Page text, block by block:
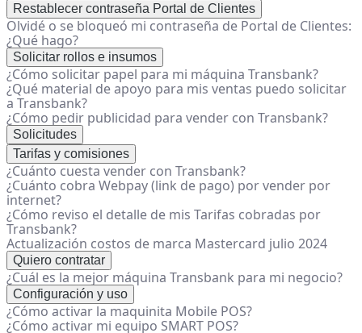
Restablecer contraseña Portal de Clientes
Olvidé o se bloqueó mi contraseña de Portal de Clientes:
¿Qué hago?
Solicitar rollos e insumos
¿Cómo solicitar papel para mi máquina Transbank?
¿Qué material de apoyo para mis ventas puedo solicitar
a Transbank?
¿Cómo pedir publicidad para vender con Transbank?
Solicitudes
Tarifas y comisiones
¿Cuánto cuesta vender con Transbank?
¿Cuánto cobra Webpay (link de pago) por vender por
internet?
¿Cómo reviso el detalle de mis Tarifas cobradas por
Transbank?
Actualización costos de marca Mastercard julio 2024
Quiero contratar
¿Cuál es la mejor máquina Transbank para mi negocio?
Configuración y uso
¿Cómo activar la maquinita Mobile POS?
¿Cómo activar mi equipo SMART POS?